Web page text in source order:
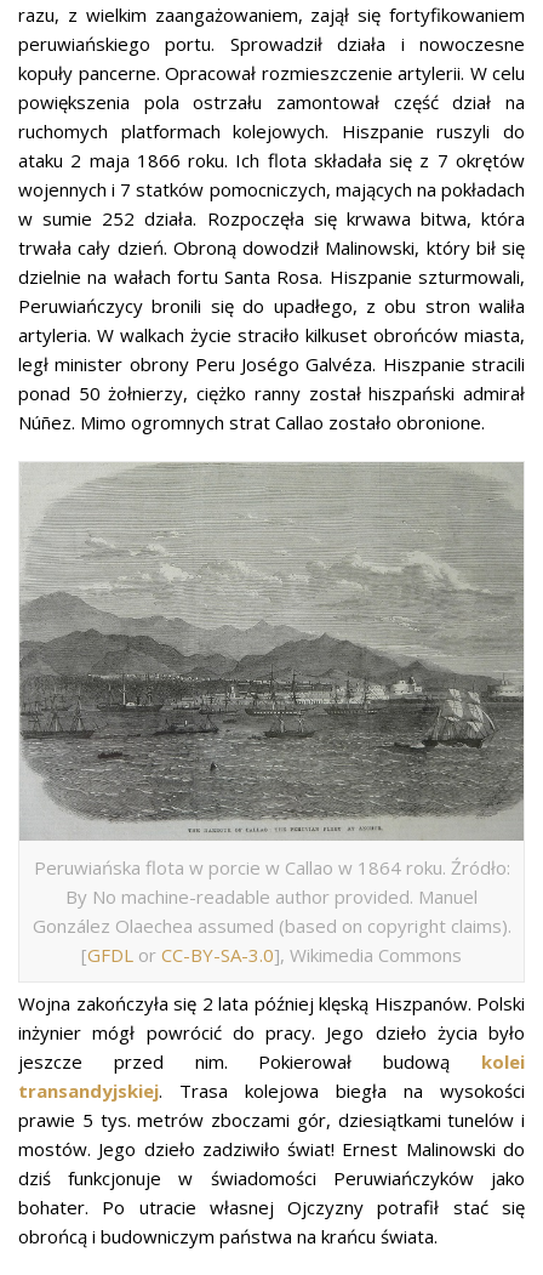
razu, z wielkim zaangażowaniem, zajął się fortyfikowaniem
peruwiańskiego portu. Sprowadził działa i nowoczesne
kopuły pancerne. Opracował rozmieszczenie artylerii. W celu
powiększenia pola ostrzału zamontował część dział na
ruchomych platformach kolejowych. Hiszpanie ruszyli do
ataku 2 maja 1866 roku. Ich flota składała się z 7 okrętów
wojennych i 7 statków pomocniczych, mających na pokładach
w sumie 252 działa. Rozpoczęła się krwawa bitwa, która
trwała cały dzień. Obroną dowodził Malinowski, który bił się
dzielnie na wałach fortu Santa Rosa. Hiszpanie szturmowali,
Peruwiańczycy bronili się do upadłego, z obu stron waliła
artyleria. W walkach życie straciło kilkuset obrońców miasta,
legł minister obrony Peru Joségo Galvéza. Hiszpanie stracili
ponad 50 żołnierzy, ciężko ranny został hiszpański admirał
Núñez. Mimo ogromnych strat Callao zostało obronione.
Peruwiańska flota w porcie w Callao w 1864 roku. Źródło:
By No machine-readable author provided. Manuel
González Olaechea assumed (based on copyright claims).
[GFDL or CC-BY-SA-3.0], Wikimedia Commons
Wojna zakończyła się 2 lata później klęską Hiszpanów. Polski
inżynier mógł powrócić do pracy. Jego dzieło życia było
jeszcze przed nim. Pokierował budową kolei
transandyjskiej. Trasa kolejowa biegła na wysokości
prawie 5 tys. metrów zboczami gór, dziesiątkami tunelów i
mostów. Jego dzieło zadziwiło świat! Ernest Malinowski do
dziś funkcjonuje w świadomości Peruwiańczyków jako
bohater. Po utracie własnej Ojczyzny potrafił stać się
obrońcą i budowniczym państwa na krańcu świata.